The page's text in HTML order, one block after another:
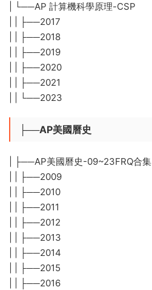
| └──AP 計算機科學原理-CSP
| | ├──2017
| | ├──2018
| | ├──2019
| | ├──2020
| | ├──2021
| | └──2023
├──AP美國曆史
| ├──AP美國曆史-09~23FRQ合集
| | ├──2009
| | ├──2010
| | ├──2011
| | ├──2012
| | ├──2013
| | ├──2014
| | ├──2015
| | ├──2016